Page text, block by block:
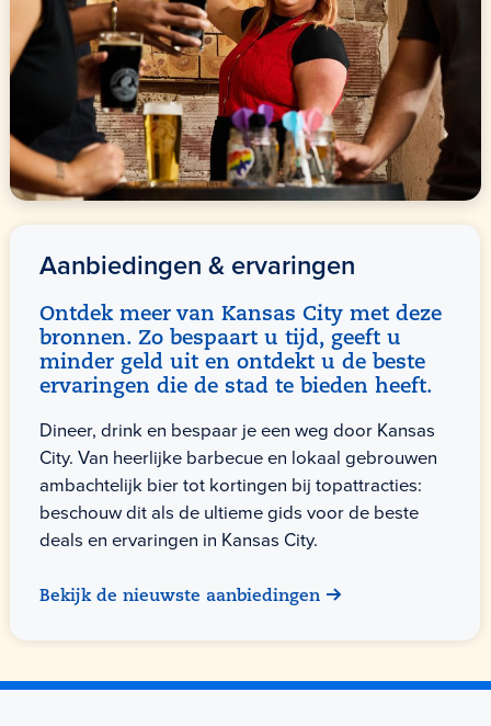
Aanbiedingen & ervaringen
Ontdek meer van Kansas City met deze
bronnen. Zo bespaart u tijd, geeft u
minder geld uit en ontdekt u de beste
ervaringen die de stad te bieden heeft.
Dineer, drink en bespaar je een weg door Kansas
City. Van heerlijke barbecue en lokaal gebrouwen
ambachtelijk bier tot kortingen bij topattracties:
beschouw dit als de ultieme gids voor de beste
deals en ervaringen in Kansas City.
Bekijk de nieuwste aanbiedingen